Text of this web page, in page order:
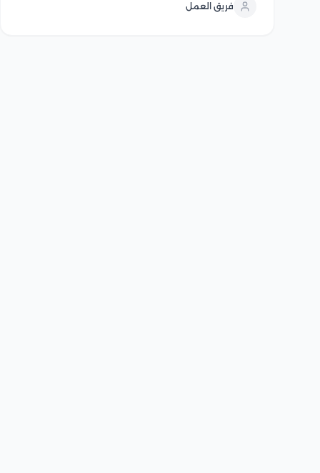
والتفاعلات بين الدول مما يؤهلهم للحصول على
فريق العمل